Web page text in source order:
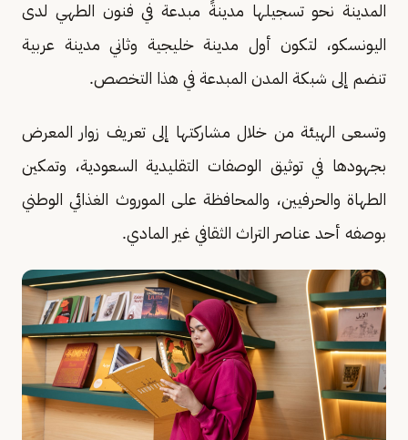
المدينة نحو تسجيلها مدينةً مبدعة في فنون الطهي لدى
اليونسكو، لتكون أول مدينة خليجية وثاني مدينة عربية
تنضم إلى شبكة المدن المبدعة في هذا التخصص.
وتسعى الهيئة من خلال مشاركتها إلى تعريف زوار المعرض
بجهودها في توثيق الوصفات التقليدية السعودية، وتمكين
الطهاة والحرفيين، والمحافظة على الموروث الغذائي الوطني
بوصفه أحد عناصر التراث الثقافي غير المادي.